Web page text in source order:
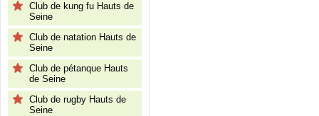
Club de kung fu Hauts de
Seine
Club de natation Hauts de
Seine
Club de pétanque Hauts
de Seine
Club de rugby Hauts de
Seine